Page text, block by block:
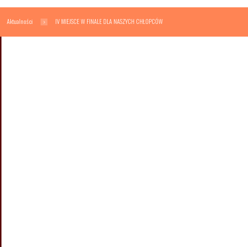
Aktualności IV MIEJSCE W FINALE DLA NASZYCH CHŁOPCÓW